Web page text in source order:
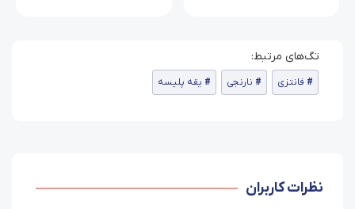
فانتزی نارنجی یقه پلیسه
نظرات کاربران